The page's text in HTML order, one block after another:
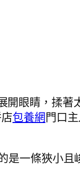
眼睛，揉著
包養網門口
是一條狹小且